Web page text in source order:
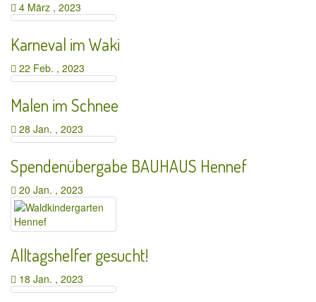
4 März , 2023
Karneval im Waki
22 Feb. , 2023
Malen im Schnee
28 Jan. , 2023
Spendenübergabe BAUHAUS Hennef
20 Jan. , 2023
Alltagshelfer gesucht!
18 Jan. , 2023